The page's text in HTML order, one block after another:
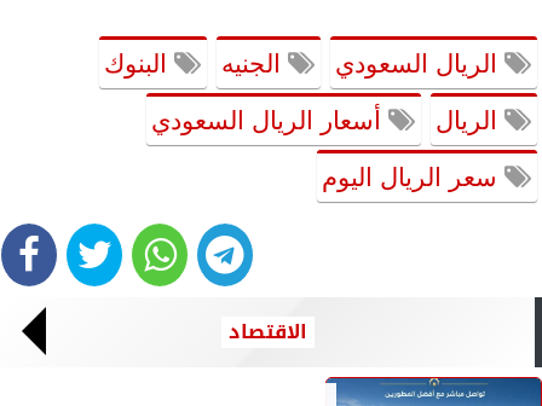
الريال السعودي الجنيه البنوك
الريال أسعار الريال السعودي
سعر الريال اليوم
الاقتصاد